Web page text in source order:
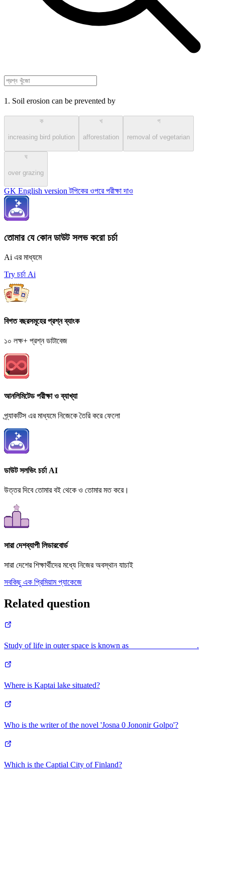
1. Soil erosion can be prevented by
ক
increasing bird polution
খ
afforestation
গ
removal of vegetarian
ঘ
over grazing
GK English version টপিকের ওপরে পরীক্ষা দাও
তোমার যে কোন ডাউট সলভ করো চর্চা
Ai এর মাধ্যমে
Try চর্চা Ai
বিগত বছরসমূহের প্রশ্ন ব্যাংক
১০ লক্ষ+ প্রশ্ন ডাটাবেজ
আনলিমিটেড পরীক্ষা ও ব্যাখ্যা
প্র্যাকটিস এর মাধ্যমে নিজেকে তৈরি করে ফেলো
ডাউট সলভিং চর্চা AI
উত্তর দিবে তোমার বই থেকে ও তোমার মত করে।
সারা দেশব্যাপী লিডারবোর্ড
সারা দেশের শিক্ষার্থীদের মধ্যে নিজের অবস্থান যাচাই
সবকিছু এক প্রিমিয়াম প্যাকেজে
Related question
Study of life in outer space is known as_________________.
Where is Kaptai lake situated?
Who is the writer of the novel 'Josna 0 Jononir Golpo'?
Which is the Captial City of Finland?